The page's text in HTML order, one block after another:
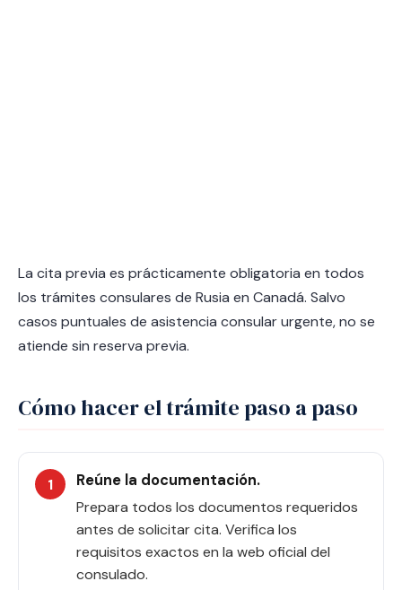
La cita previa es prácticamente obligatoria en todos
los trámites consulares de Rusia en Canadá. Salvo
casos puntuales de asistencia consular urgente, no se
atiende sin reserva previa.
Cómo hacer el trámite paso a paso
Reúne la documentación.
Prepara todos los documentos requeridos
antes de solicitar cita. Verifica los
requisitos exactos en la web oficial del
consulado.